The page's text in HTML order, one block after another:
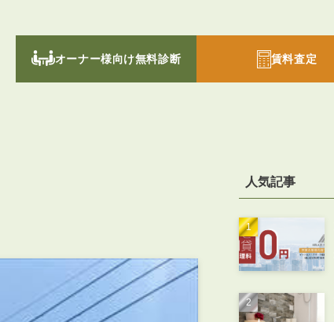
オーナー様向け無料診断 賃料査定
人気記事